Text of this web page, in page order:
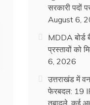
सरकारी पदों
August 6,
MDDA
प्रस्तावों को
6, 2026
उत्तराखंड में
फेरबदल: 19
तबादले, कई